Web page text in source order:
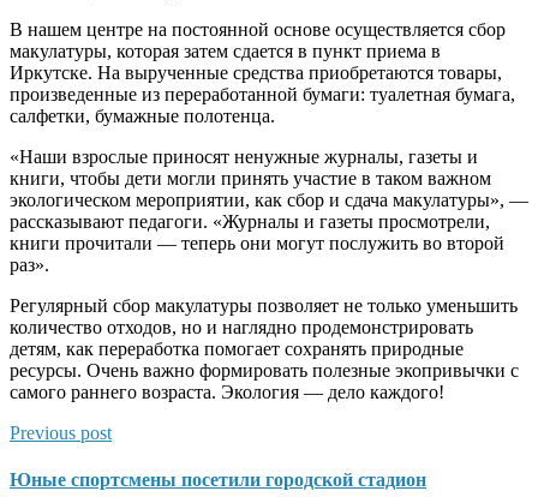
В нашем центре на постоянной основе осуществляется сбор
макулатуры, которая затем сдается в пункт приема в
Иркутске. На вырученные средства приобретаются товары,
произведенные из переработанной бумаги: туалетная бумага,
салфетки, бумажные полотенца.
«Наши взрослые приносят ненужные журналы, газеты и
книги, чтобы дети могли принять участие в таком важном
экологическом мероприятии, как сбор и сдача макулатуры», —
рассказывают педагоги. «Журналы и газеты просмотрели,
книги прочитали — теперь они могут послужить во второй
раз».
Регулярный сбор макулатуры позволяет не только уменьшить
количество отходов, но и наглядно продемонстрировать
детям, как переработка помогает сохранять природные
ресурсы. Очень важно формировать полезные экопривычки с
самого раннего возраста. Экология — дело каждого!
Previous post
Юные спортсмены посетили городской стадион